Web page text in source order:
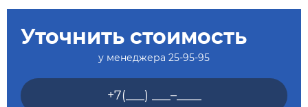
Уточнить стоимость
у менеджера 25-95-95